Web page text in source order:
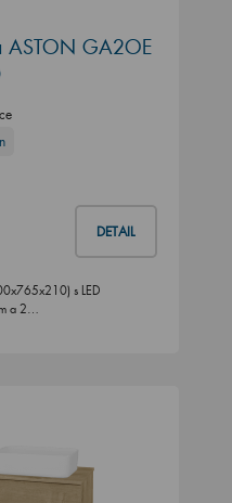
ASTON GA2OE
DETAIL
s LED
a 2…